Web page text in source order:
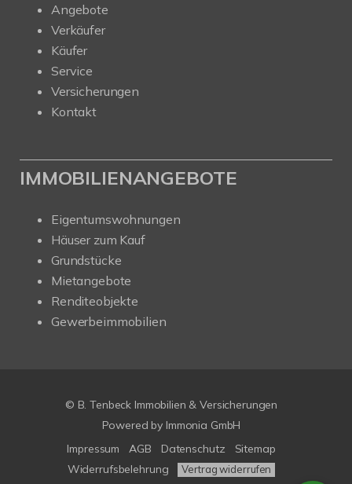
Angebote
Verkäufer
Käufer
Service
Versicherungen
Kontakt
IMMOBILIENANGEBOTE
Eigentumswohnungen
Häuser zum Kauf
Grundstücke
Mietangebote
Renditeobjekte
Gewerbeimmobilien
© B. Tenbeck Immobilien & Versicherungen
Powered by Immonia GmbH
Impressum
AGB Datenschutz
Sitemap
Widerrufsbelehrung
Vertrag widerrufen